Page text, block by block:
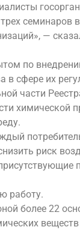
семинаров
—
по
в сфере их
части
химической
риск
работу.
более 22